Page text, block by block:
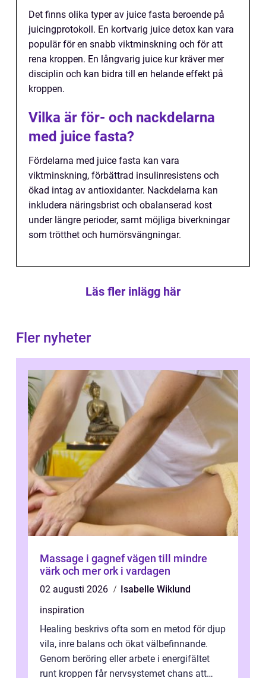
Det finns olika typer av juice fasta beroende på
juicingprotokoll. En kortvarig juice detox kan vara
populär för en snabb viktminskning och för att
rena kroppen. En långvarig juice kur kräver mer
disciplin och kan bidra till en helande effekt på
kroppen.
Vilka är för- och nackdelarna
med juice fasta?
Fördelarna med juice fasta kan vara
viktminskning, förbättrad insulinresistens och
ökad intag av antioxidanter. Nackdelarna kan
inkludera näringsbrist och obalanserad kost
under längre perioder, samt möjliga biverkningar
som trötthet och humörsvängningar.
Läs fler inlägg här
Fler nyheter
Massage i gagnef vägen till mindre
värk och mer ork i vardagen
02 augusti 2026
Isabelle Wiklund
inspiration
Healing beskrivs ofta som en metod för djup
vila, inre balans och ökat välbefinnande.
Genom beröring eller arbete i energifältet
runt kroppen får nervsystemet chans att